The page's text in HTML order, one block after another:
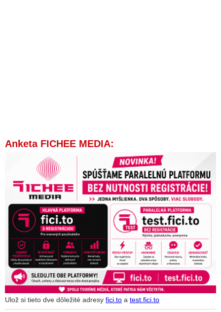
Anketa FICHEE MEDIA:
Ulož si tieto dve dôležité adresy fici.to a test.fici.to